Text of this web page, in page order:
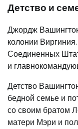
Детство и
Джордж
колонии
Соединенных
и
Детство
бедной семье и
со своим братом
матери Мэри и